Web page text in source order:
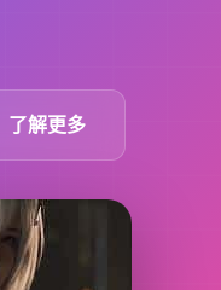
了解更多